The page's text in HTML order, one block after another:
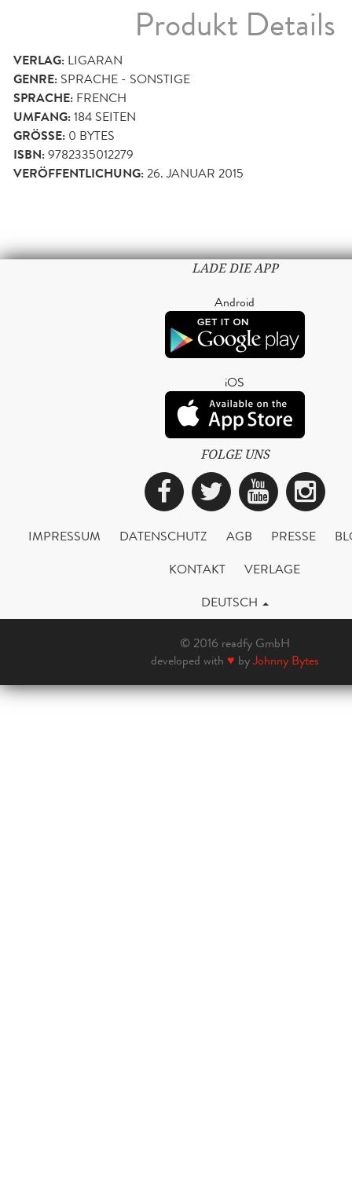
Produkt Details
VERLAG: LIGARAN
GENRE: SPRACHE - SONSTIGE
SPRACHE: FRENCH
UMFANG:184 SEITEN
GRÖSSE: 0 BYTES
ISBN:9782335012279
VERÖFFENTLICHUNG:26. JANUAR 2015
LADE DIE APP
Android
iOS
FOLGE UNS
Facebook
Twitter
IMPRESSUM DATENSCHUTZ AGB PRESSE
KONTAKT
VERLAGE
DEUTSCH
© 2016 readfy GmbH
developed with ♥ byJohnny Bytes